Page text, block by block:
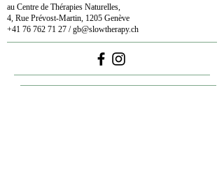
au Centre de Thérapies Naturelles,
4, Rue Prévost-Martin, 1205 Genève
+41 76 762 71 27 /gb@slowtherapy.ch